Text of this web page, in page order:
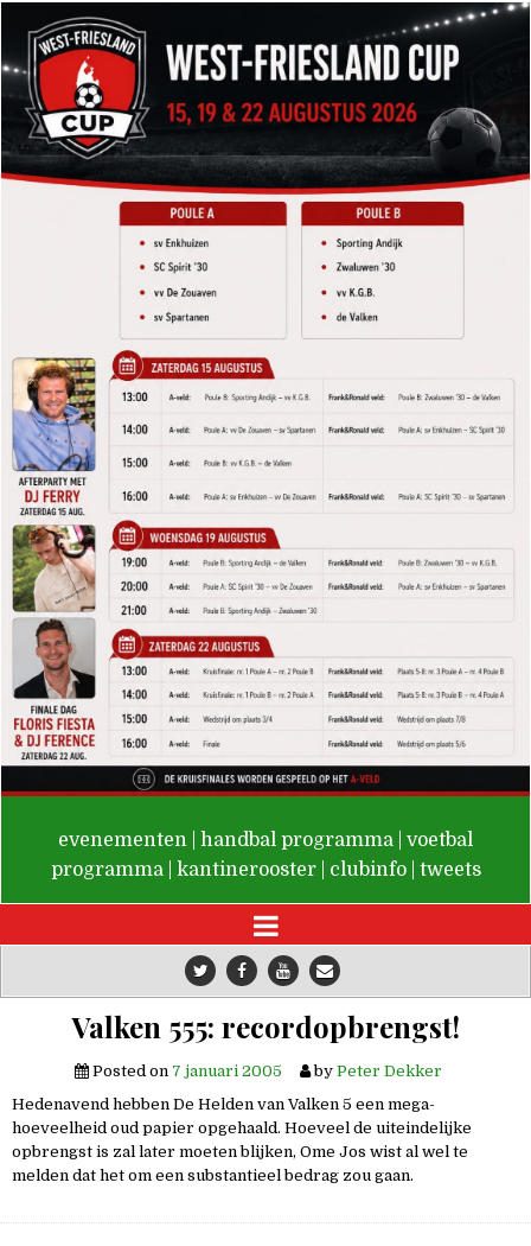
De Valken
evenementen handbal programma
voetbal
programma
kantinerooster clubinfo tweets
Valken 555: recordopbrengst!
Posted on 7 januari 2005 by Peter Dekker
Hedenavend hebben De Helden van Valken 5 een mega-
hoeveelheid oud papier opgehaald. Hoeveel de uiteindelijke
opbrengst is zal later moeten blijken, Ome Jos wist al wel te
melden dat het om een substantieel bedrag zou gaan.